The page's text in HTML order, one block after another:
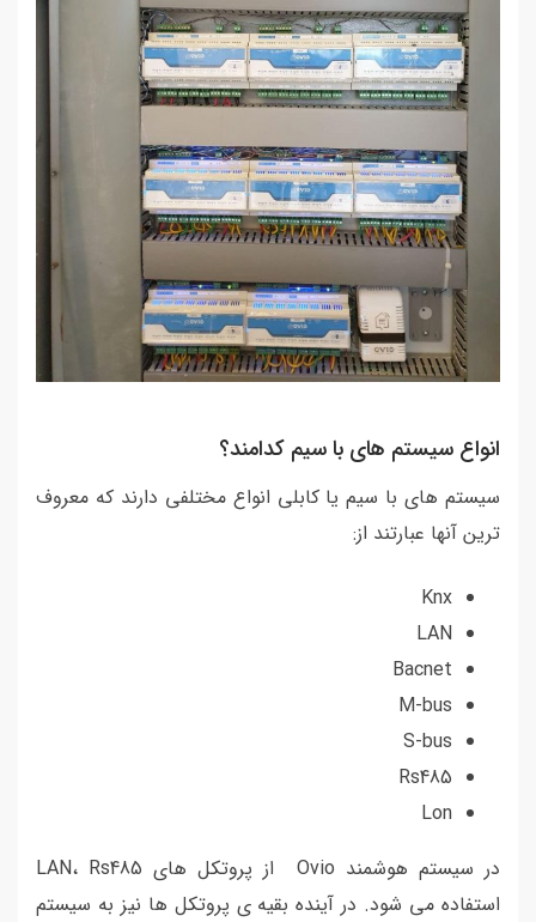
انواع سیستم های با سیم کدامند؟
سیستم های با سیم یا کابلی انواع مختلفی دارند که معروف
ترین آنها عبارتند از:
Knx
LAN
Bacnet
M-bus
S-bus
Rs485
Lon
در سیستم هوشمند Ovio از پروتکل های LAN، Rs485
استفاده می شود. در آینده بقیه ی پروتکل ها نیز به سیستم